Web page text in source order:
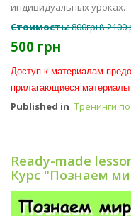
индивидуальных уроках.
Стоимость:800грн\ 2100
500 грн
Доступ к материалам
прилагающиеся
Published in Тренинги
Ready-made
Курс "Познаем